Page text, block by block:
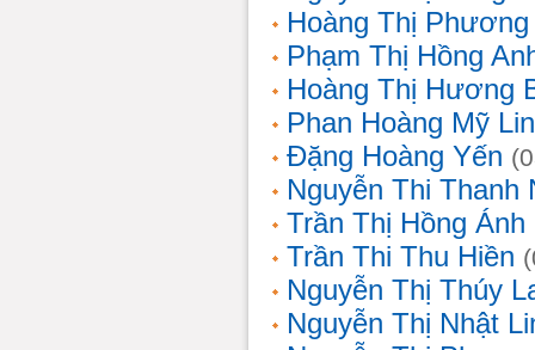
Hoàng Thị Phương
Phạm Thị Hồng
Hoàng Thị Hương
Phan Hoàng Mỹ
Đặng Hoàng Yến
Nguyễn Thi Thanh
Trần Thị Hồng Ánh
Trần Thi Thu Hiền
Nguyễn Thị Thúy
Nguyễn Thị Nhật